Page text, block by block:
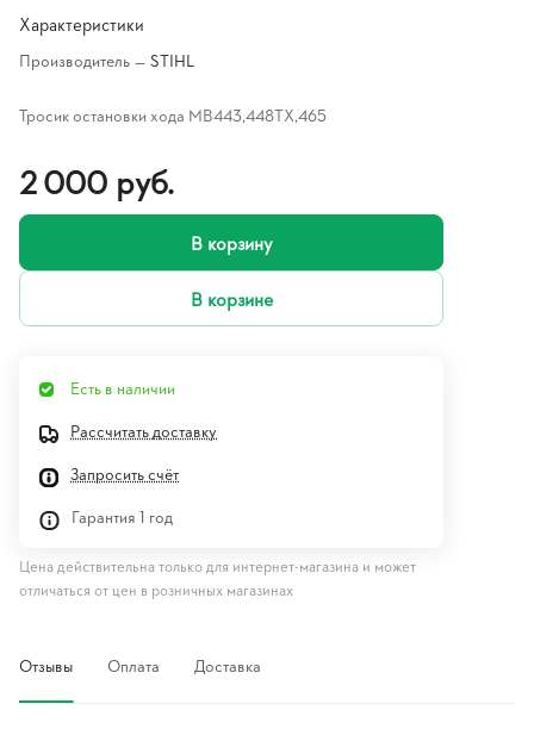
Характеристики
Производитель — STIHL
Тросик остановки хода МВ443,448TX,465
2 000 руб.
В корзину
В корзине
Есть в наличии
Рассчитать доставку
Запросить счёт
Гарантия 1 год
Цена действительна только для интернет-магазина и может
отличаться от цен в розничных магазинах
Отзывы Оплата Доставка